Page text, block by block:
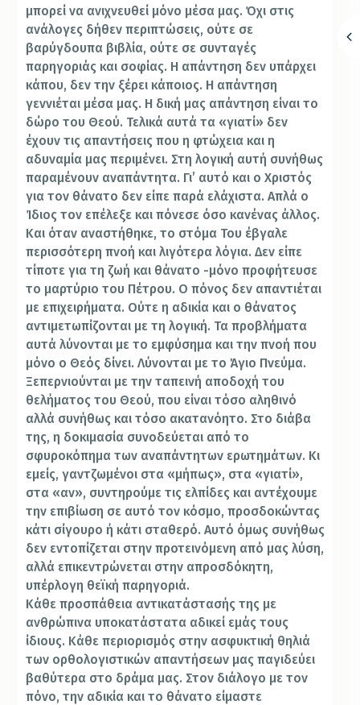
μπορεί να ανιχνευθεί μόνο μέσα μας. Όχι στις
ανάλογες δήθεν περιπτώσεις, ούτε σε
βαρύγδουπα βιβλία, ούτε σε συνταγές
παρηγοριάς και σοφίας. Η απάντηση δεν υπάρχει
κάπου, δεν την ξέρει κάποιος. Η απάντηση
γεννιέται μέσα μας. Η δική μας απάντηση είναι το
δώρο του Θεού. Τελικά αυτά τα «γιατί» δεν
έχουν τις απαντήσεις που η φτώχεια και η
αδυναμία μας περιμένει. Στη λογική αυτή συνήθως
παραμένουν αναπάντητα. Γιʼ αυτό και ο Χριστός
για τον θάνατο δεν είπε παρά ελάχιστα. Απλά ο
Ίδιος τον επέλεξε και πόνεσε όσο κανένας άλλος.
Και όταν αναστήθηκε, το στόμα Του έβγαλε
περισσότερη πνοή και λιγότερα λόγια. Δεν είπε
τίποτε για τη ζωή και θάνατο -μόνο προφήτευσε
το μαρτύριο του Πέτρου. Ο πόνος δεν απαντιέται
με επιχειρήματα. Ούτε η αδικία και ο θάνατος
αντιμετωπίζονται με τη λογική. Τα προβλήματα
αυτά λύνονται με το εμφύσημα και την πνοή που
μόνο ο Θεός δίνει. Λύνονται με το Άγιο Πνεύμα.
Ξεπερνιούνται με την ταπεινή αποδοχή του
θελήματος του Θεού, που είναι τόσο αληθινό
αλλά συνήθως και τόσο ακατανόητο. Στο διάβα
της, η δοκιμασία συνοδεύεται από το
σφυροκόπημα των αναπάντητων ερωτημάτων. Κι
εμείς, γαντζωμένοι στα «μήπως», στα «γιατί»,
στα «αν», συντηρούμε τις ελπίδες και αντέχουμε
την επιβίωση σε αυτό τον κόσμο, προσδοκώντας
κάτι σίγουρο ή κάτι σταθερό. Αυτό όμως συνήθως
δεν εντοπίζεται στην προτεινόμενη από μας λύση,
αλλά επικεντρώνεται στην απροσδόκητη,
υπέρλογη θεϊκή παρηγοριά.
Κάθε προσπάθεια αντικατάστασής της με
ανθρώπινα υποκατάστατα αδικεί εμάς τους
ίδιους. Κάθε περιορισμός στην ασφυκτική θηλιά
των ορθολογιστικών απαντήσεων μας παγιδεύει
βαθύτερα στο δράμα μας. Στον διάλογο με τον
πόνο, την αδικία και το θάνατο είμαστε